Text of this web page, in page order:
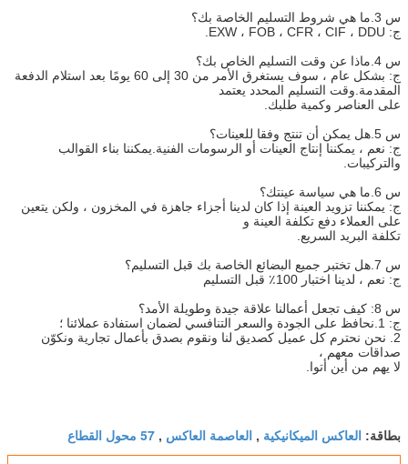
س 3.ما هي شروط التسليم الخاصة بك؟
ج: EXW ، FOB ، CFR ، CIF ، DDU.
س 4.ماذا عن وقت التسليم الخاص بك؟
ج: بشكل عام ، سوف يستغرق الأمر من 30 إلى 60 يومًا بعد استلام الدفعة
المقدمة.وقت التسليم المحدد يعتمد
على العناصر وكمية طلبك.
س 5.هل يمكن أن تنتج وفقا للعينات؟
ج: نعم ، يمكننا إنتاج العينات أو الرسومات الفنية.يمكننا بناء القوالب
والتركيبات.
س 6.ما هي سياسة عينتك؟
ج: يمكننا تزويد العينة إذا كان لدينا أجزاء جاهزة في المخزون ، ولكن يتعين
على العملاء دفع تكلفة العينة و
تكلفة البريد السريع.
س 7.هل تختبر جميع البضائع الخاصة بك قبل التسليم؟
ج: نعم ، لدينا اختبار 100٪ قبل التسليم
س 8: كيف تجعل أعمالنا علاقة جيدة وطويلة الأمد؟
ج: 1.نحافظ على الجودة والسعر التنافسي لضمان استفادة عملائنا ؛
2. نحن نحترم كل عميل كصديق لنا ونقوم بصدق بأعمال تجارية ونكوّن
صداقات معهم ،
لا يهم من أين أتوا.
بطاقة: العاكس الميكانيكية , العاصمة العاكس , 57 محول القطاع